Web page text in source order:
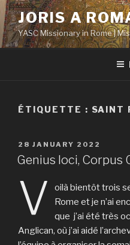
Aller
au
contenu
principal
JORIS A
YASC Missionary in Rome |
ÉTIQUETTE : SAINT
PUBLIÉ
LE
28 JANUARY 2022
Genius loci, Corpus
V
oilà bientôt trois
Rome et je n’ai
que j’ai été très
Anglican, où j’ai aidé